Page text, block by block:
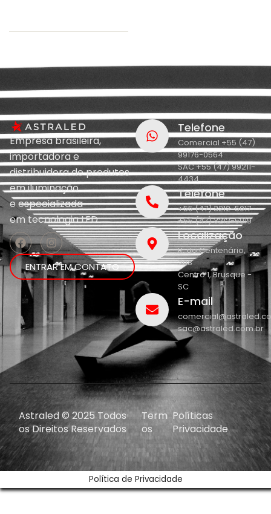
Empresa brasileira,
importadora e
distribuidora de produtos
em iluminação
eespecializada
emtecnologia LED.
ENTRAR EM CONTATO
Telefone
Comercial +55 (47)
99176-0564
SAC +55 (47) 99211-
4434
Telefone
+55 (47) 3212-5017
+55 (47) 3212-5019
Localização
R. do Centenário,
208
Centro 1, Brusque -
SC
E-mail
sac@astraled.com.br
Astraled © 2025 Todos
os Direitos Reservados
Term
os
Políticas
Privacidade
Política de Privacidade